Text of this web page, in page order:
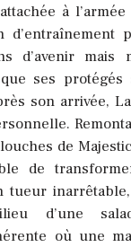
à
d’entraînement
d’avenir mais
ses
son arrivée,
de
de
tueur
d’une
où une